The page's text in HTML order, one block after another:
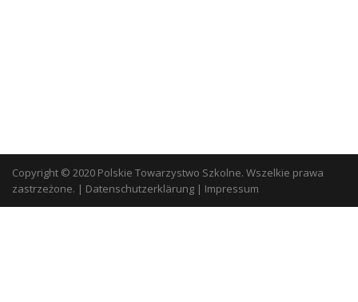
Copyright © 2020 Polskie Towarzystwo Szkolne. Wszelkie prawa
zastrzeżone. | Datenschutzerklärung | Impressum